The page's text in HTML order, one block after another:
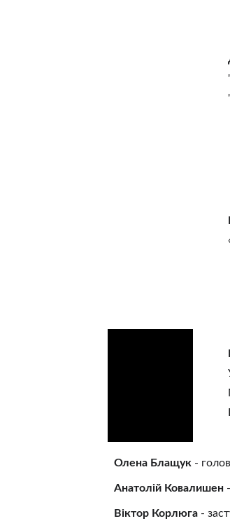
Олена Блащук -
Анатолій Ковалишен
Віктор Корлюга -